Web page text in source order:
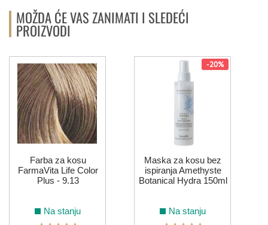
MOŽDA ĆE VAS ZANIMATI I SLEDEĆI
PROIZVODI
Farba za kosu
FarmaVita Life Color
Plus - 9.13
Na stanju
-20%
Maska za kosu bez
ispiranja Amethyste
Botanical Hydra 150ml
Na stanju